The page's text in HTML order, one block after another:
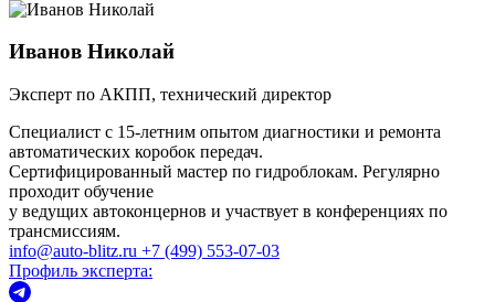
Иванов Николай
Эксперт по АКПП, технический директор
Специалист с 15-летним опытом диагностики и ремонта
автоматических коробок передач.
Сертифицированный мастер по гидроблокам. Регулярно
проходит обучение
у ведущих автоконцернов и участвует в конференциях по
трансмиссиям.
info@auto-blitz.ru +7 (499) 553-07-03
Профиль эксперта: